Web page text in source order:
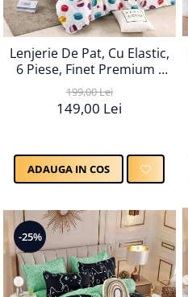
Lenjerie De Pat, Cu Elastic,
6 Piese, Finet Premium -
LPBF6PE31
199,00 Lei
149,00 Lei
ADAUGA IN COS
-25%